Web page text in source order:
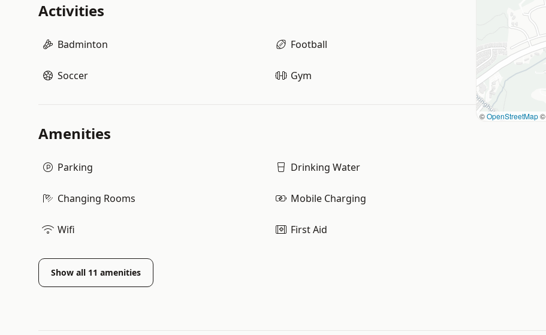
Activities
Badminton Football
Soccer Gym
Amenities
Parking Drinking Water
Changing Rooms Mobile Charging
Wifi First Aid
Show all 11 amenities
©OpenStreetMap©